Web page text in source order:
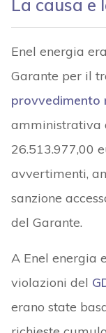
La causa e
Enel energia
Garante per il
provvedimento
amministrativa
26.513.977,00
avvertimenti,
sanzione
del Garante.
A Enel energia
violazioni del
erano state